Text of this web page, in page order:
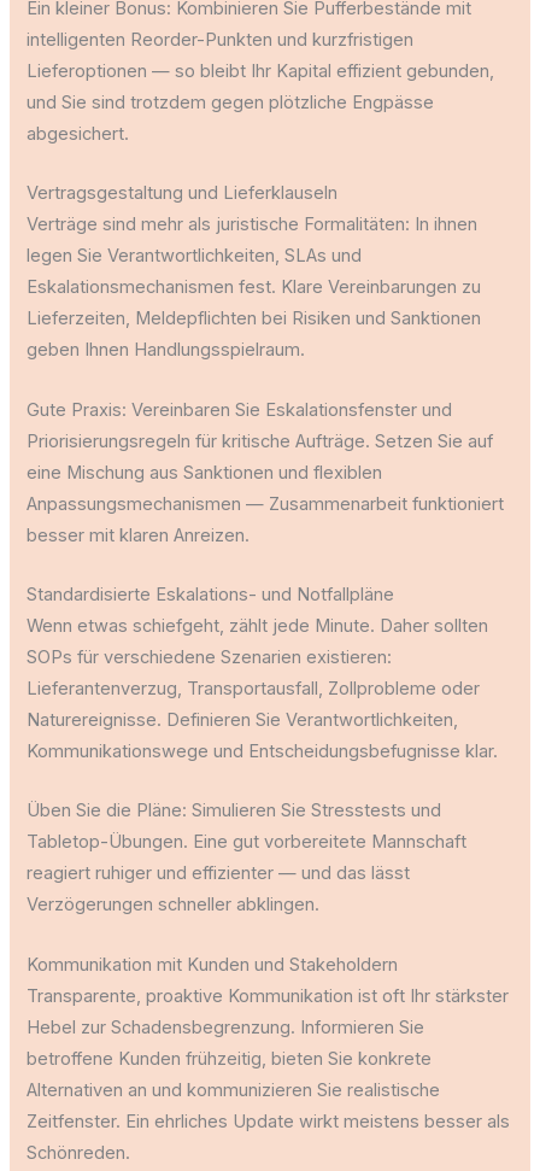
Ein kleiner Bonus: Kombinieren Sie Pufferbestände mit
intelligenten Reorder-Punkten und kurzfristigen
Lieferoptionen — so bleibt Ihr Kapital effizient gebunden,
und Sie sind trotzdem gegen plötzliche Engpässe
abgesichert.
Vertragsgestaltung und Lieferklauseln
Verträge sind mehr als juristische Formalitäten: In ihnen
legen Sie Verantwortlichkeiten, SLAs und
Eskalationsmechanismen fest. Klare Vereinbarungen zu
Lieferzeiten, Meldepflichten bei Risiken und Sanktionen
geben Ihnen Handlungsspielraum.
Gute Praxis: Vereinbaren Sie Eskalationsfenster und
Priorisierungsregeln für kritische Aufträge. Setzen Sie auf
eine Mischung aus Sanktionen und flexiblen
Anpassungsmechanismen — Zusammenarbeit funktioniert
besser mit klaren Anreizen.
Standardisierte Eskalations- und Notfallpläne
Wenn etwas schiefgeht, zählt jede Minute. Daher sollten
SOPs für verschiedene Szenarien existieren:
Lieferantenverzug, Transportausfall, Zollprobleme oder
Naturereignisse. Definieren Sie Verantwortlichkeiten,
Kommunikationswege und Entscheidungsbefugnisse klar.
Üben Sie die Pläne: Simulieren Sie Stresstests und
Tabletop-Übungen. Eine gut vorbereitete Mannschaft
reagiert ruhiger und effizienter — und das lässt
Verzögerungen schneller abklingen.
Kommunikation mit Kunden und Stakeholdern
Transparente, proaktive Kommunikation ist oft Ihr stärkster
Hebel zur Schadensbegrenzung. Informieren Sie
betroffene Kunden frühzeitig, bieten Sie konkrete
Alternativen an und kommunizieren Sie realistische
Zeitfenster. Ein ehrliches Update wirkt meistens besser als
Schönreden.